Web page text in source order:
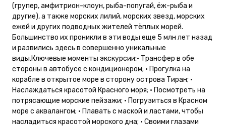
(групер, амфитрион-клоун, рыба-попугай, ёж-рыба и
другие), а также морских лилий, морских звезд, морских
ежей и других подводных жителей тёплых морей.
Большинство их проникли в эти воды еще 5 млн лет назад
и развились здесь в совершенно уникальные
виды.Ключевые моменты экскурсии:• Трансфер в обе
стороны в автобусе с кондиционером; • Прогулка на
корабле в открытое море в сторону острова Тиран; •
Наслаждаться красотой Красного моря; • Посмотреть на
потрясающие морские пейзажи; • Погрузиться в Красном
море с аквалангом; • Плавать с маской и ластами, чтобы
насладиться красотой морского дна; • Своими глазами